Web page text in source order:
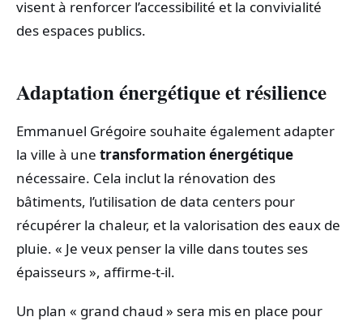
visent à renforcer l’accessibilité et la convivialité
des espaces publics.
Adaptation énergétique et résilience
Emmanuel Grégoire souhaite également adapter
la ville à une transformation énergétique
nécessaire. Cela inclut la rénovation des
bâtiments, l’utilisation de data centers pour
récupérer la chaleur, et la valorisation des eaux de
pluie. « Je veux penser la ville dans toutes ses
épaisseurs », affirme-t-il.
Un plan « grand chaud » sera mis en place pour